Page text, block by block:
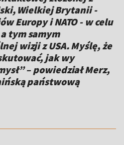
Wielkiej Brytanii -
Europy i NATO - w celu
tym samym
wizji z USA. Myślę, że
jak wy
– powiedział Merz,
państwową